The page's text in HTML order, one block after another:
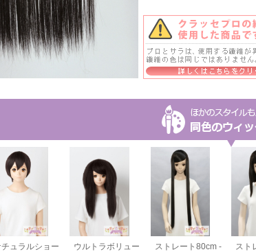
ュラルショー
ウルトラボリュー
ストレート80cm -
スト